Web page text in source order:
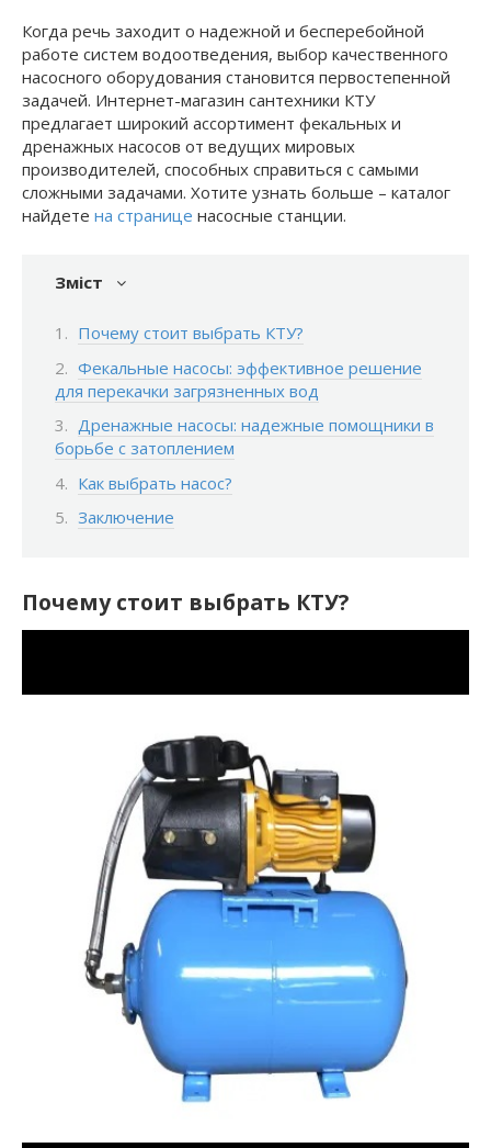
Когда речь заходит о надежной и бесперебойной
работе систем водоотведения, выбор качественного
насосного оборудования становится первостепенной
задачей. Интернет-магазин сантехники КТУ
предлагает широкий ассортимент фекальных и
дренажных насосов от ведущих мировых
производителей, способных справиться с самыми
сложными задачами. Хотите узнать больше – каталог
найдете на странице насосные станции.
Зміст
Почему стоит выбрать КТУ?
Фекальные насосы: эффективное решение
для перекачки загрязненных вод
Дренажные насосы: надежные помощники в
борьбе с затоплением
Как выбрать насос?
Заключение
Почему стоит выбрать КТУ?